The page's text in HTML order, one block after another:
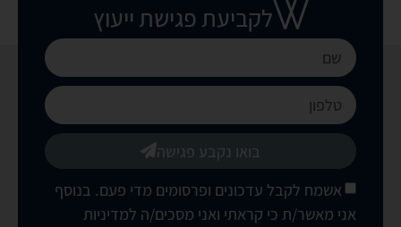
לקביעת פגישת ייעוץ
אשמח לקבל עדכונים ופרסומים מדי פעם. בנוסף
אני מאשר/ת כי קראתי ואני מסכים/ה למדיניות
בואו נקבע פגישה